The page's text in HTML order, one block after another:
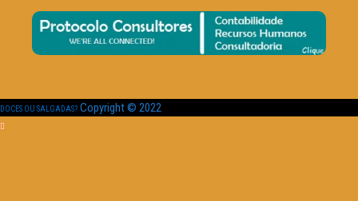
DOCES OU SALGADAS? Copyright © 2022